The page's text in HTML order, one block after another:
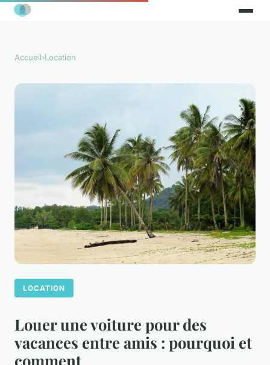
Accueil›Location
LOCATION
Louer une voiture pour des
vacances entre amis : pourquoi et
comment